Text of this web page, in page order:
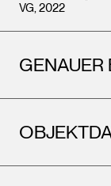
VG, 2022